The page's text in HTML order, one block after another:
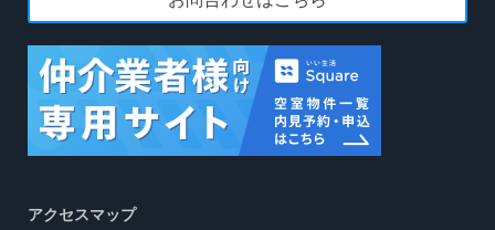
アクセスマップ